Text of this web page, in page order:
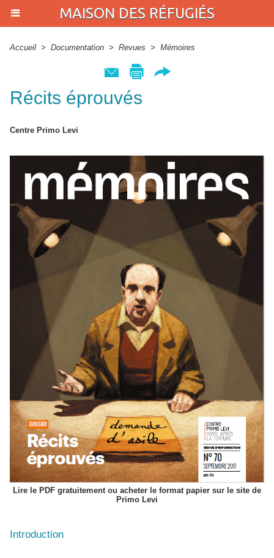
MAISON DES RÉFUGIÉS
Accueil > Documentation > Revues > Mémoires
Récits éprouvés
Centre Primo Levi
Lire le PDF gratuitement ou acheter le format papier sur le site de
Primo Levi
Introduction